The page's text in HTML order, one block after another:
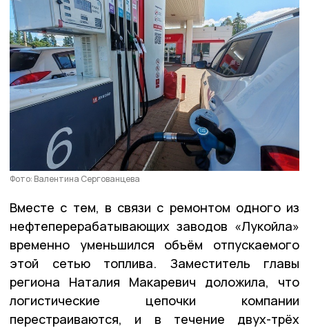
Фото: Валентина Сергованцева
Вместе с тем, в связи с ремонтом одного из
нефтеперерабатывающих заводов «Лукойла»
временно уменьшился объём отпускаемого
этой сетью топлива. Заместитель главы
региона Наталия Макаревич доложила, что
логистические цепочки компании
перестраиваются, и в течение двух-трёх